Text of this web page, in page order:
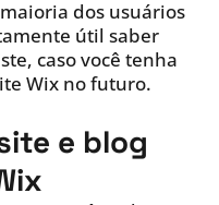
dos usuários
útil saber
caso você tenha
Wix no futuro.
e blog